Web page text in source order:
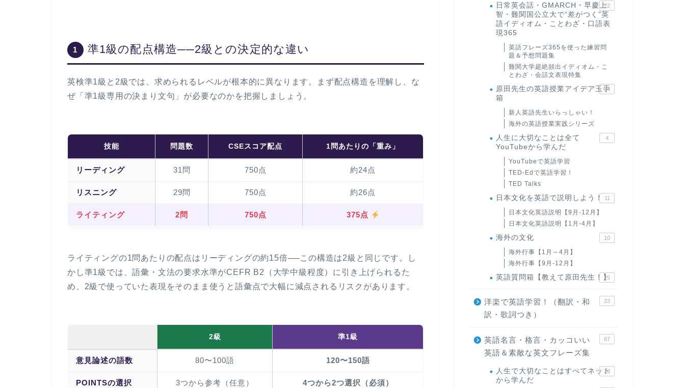
1 準1級の配点構造──2級との決定的な違い
英検準1級と2級では、求められるレベルが根本的に異なります。まず配点構造を理解し、な
ぜ「準1級専用の決まり文句」が必要なのかを把握しましょう。
技能 問題数 CSEスコア配点 1問あたりの「重み」
リーディング 31問 750点 約24点
リスニング 29問 750点 約26点
ライティング 2問 750点 375点
ライティングの1問あたりの配点はリーディングの約15倍──この構造は2級と同じです。し
かし準1級では、語彙・文法の要求水準がCEFR B2（大学中級程度）に引き上げられるた
め、2級で使っていた表現をそのまま使うと 語彙点で大幅に減点 されるリスクがあります。
2級 準1級
意見論述の語数 80〜100語 120〜150語
POINTSの選択 3つから参考（任意） 4つから2つ選択（必須）
日常英会話・GMARCH・早慶上
智・難関国公立大で“差がつく”英
語イディオム・ことわざ・口語表
現365
22
英語フレーズ365を使った練習問
題＆予想問題集
難関大学超絶頻出イディオム・こ
とわざ・会話文表現特集
原田先生の英語授業アイデア玉手
箱
24
新人英語先生いらっしゃい！
海外の英語授業実践シリーズ
人生に大切なことは全て
YouTubeから学んだ
4
YouTubeで英語学習
TED-Edで英語学習！
TED Talks
日本文化を英語で説明しよう！ 11
日本文化英語説明【9月-12月】
日本文化英語説明【1月-4月】
海外の文化 10
海外行事【1月～4月】
海外行事【9月-12月】
英語質問箱【教えて原田先生！】
25
洋楽で英語学習！（翻訳・和
訳・歌詞つき）
23
英語名言・格言・カッコいい
英語＆素敵な英文フレーズ集
67
人生で大切なことはすべてネット
から学んだ
23